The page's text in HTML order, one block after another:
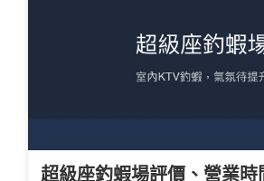
超級座釣蝦場評價、營業時